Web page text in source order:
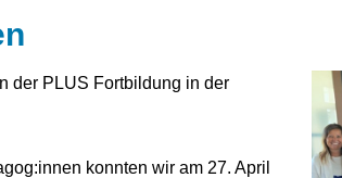
der PLUS Fortbildung in der
konnten wir am 27. April